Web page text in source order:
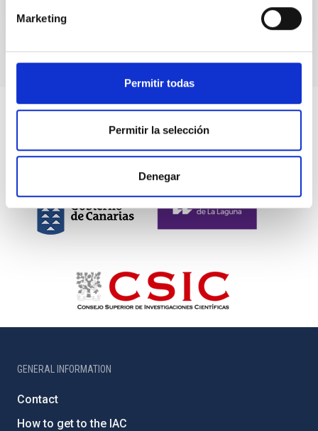
Marketing
Permitir todas
Permitir la selección
Denegar
GENERAL INFORMATION
Contact
How to get to the IAC